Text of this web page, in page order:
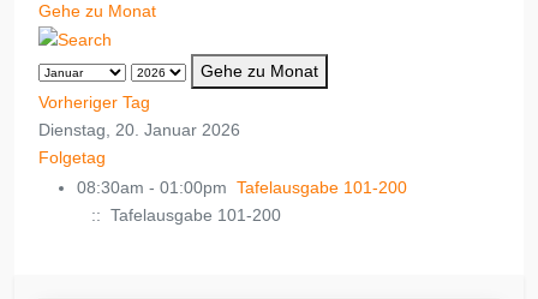
Gehe zu Monat
Gehe zu Monat
Vorheriger Tag
Dienstag, 20. Januar 2026
Folgetag
08:30am - 01:00pm Tafelausgabe 101-200
:: Tafelausgabe 101-200